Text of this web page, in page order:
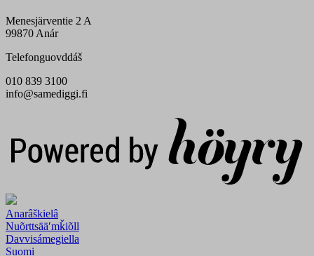
Menesjärventie 2 A
99870 Anár
Telefonguovddáš
010 839 3100
info@samediggi.fi
Anarâškielâ
Nuõrttsääʹmǩiõll
Davvisámegiella
Suomi